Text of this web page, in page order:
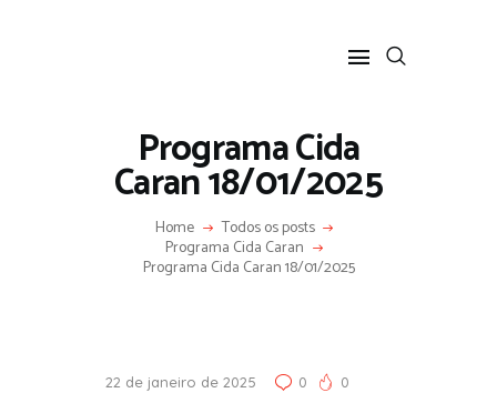
Programa Cida
Caran 18/01/2025
Home Todos os posts
Programa Cida Caran
Programa Cida Caran 18/01/2025
COLUNA SOCIAL
22 de janeiro de 2025 0 0